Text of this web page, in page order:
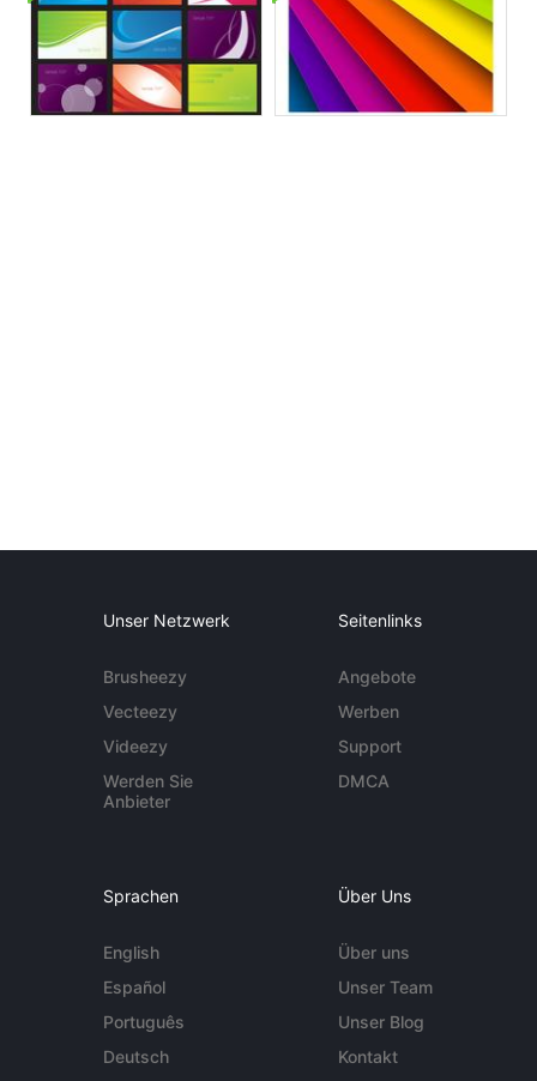
Unser Netzwerk
Brusheezy
Vecteezy
Videezy
Werden Sie
Anbieter
Seitenlinks
Angebote
Werben
Support
DMCA
Sprachen
English
Español
Português
Deutsch
Über Uns
Über uns
Unser Team
Unser Blog
Kontakt